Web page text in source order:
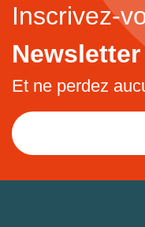
Inscrivez-
Newsletter
Et ne perdez